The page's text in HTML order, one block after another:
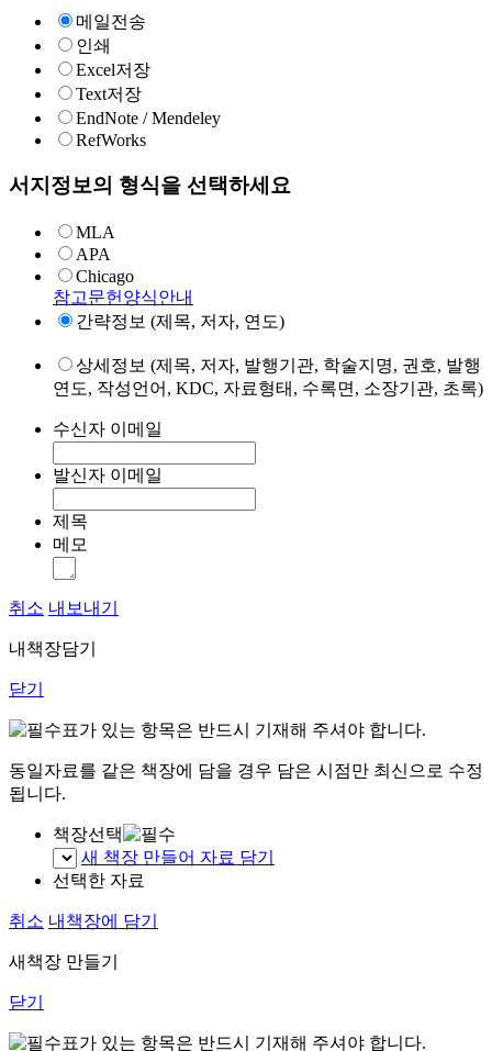
메일전송
인쇄
Excel저장
Text저장
EndNote / Mendeley
RefWorks
서지정보의 형식을 선택하세요
MLA
APA
Chicago
참고문헌양식안내
간략정보 (제목, 저자, 연도)
상세정보 (제목, 저자, 발행기관, 학술지명, 권호, 발행
연도, 작성언어, KDC, 자료형태, 수록면, 소장기관, 초록)
수신자 이메일
발신자 이메일
제목
메모
취소 내보내기
내책장담기
닫기
표가 있는 항목은 반드시 기재해 주셔야 합니다.
동일자료를 같은 책장에 담을 경우 담은 시점만 최신으로 수정
됩니다.
책장선택
새 책장 만들어 자료 담기
선택한 자료
취소 내책장에 담기
새책장 만들기
닫기
표가 있는 항목은 반드시 기재해 주셔야 합니다.